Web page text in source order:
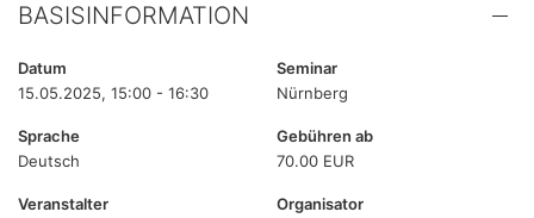
BASISINFORMATION
Datum
15.05.2025, 15:00 - 16:30
Seminar
Nürnberg
Sprache
Deutsch
Gebühren ab
70.00 EUR
Veranstalter
Organisator